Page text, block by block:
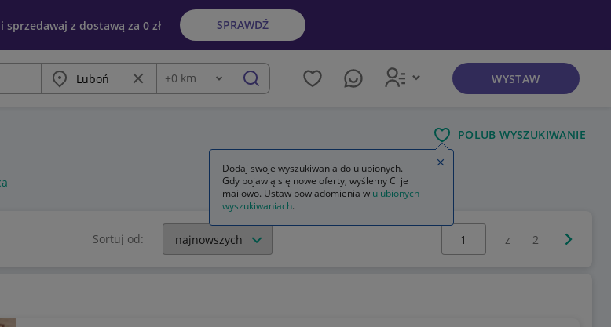
z dostawą za 0 zł SPRAWDŹ
Miasto Wyczyść frazę
Odległość
+0 km szukaj WYSTAW
POLUB WYSZUKIWANIE
Sortuj od:
Wybierz stronę:
z 2
Dodaj swoje wyszukiwania do ulubionych.
Gdy pojawią się nowe oferty, wyślemy Ci je
mailowo. Ustaw powiadomienia w ulubionych
wyszukiwaniach.
Zamknij wskazówkę